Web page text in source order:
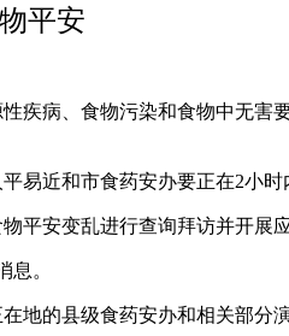
平安
病、食物污染和食物中无害
近和市食药安办要正在2小时
安变乱进行查询拜访并开展应
。
的县级食药安办和相关部分演